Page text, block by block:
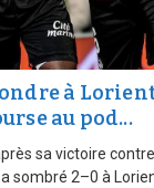
à
au pod...
sa victoire
sombré 2–0 à